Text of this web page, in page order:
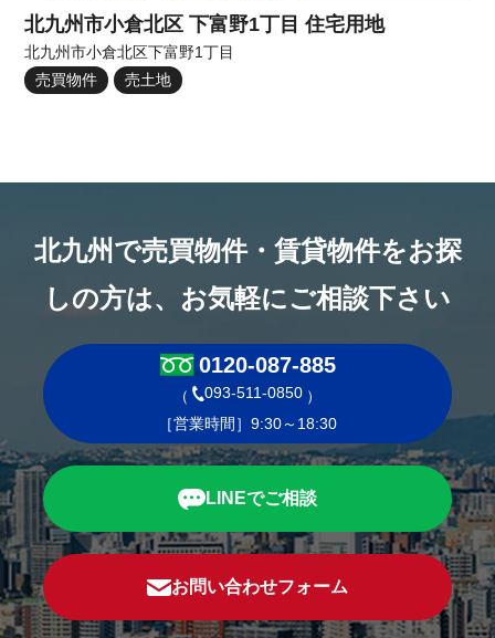
北九州市小倉北区 下富野1丁目 住宅用地
北九州市小倉北区下富野1丁目
売買物件
売土地
北九州で売買物件・賃貸物件をお探
しの方は、お気軽にご相談下さい
0120-087-885
（ 093-511-0850 ）
［営業時間］9:30～18:30
LINEでご相談
お問い合わせフォーム